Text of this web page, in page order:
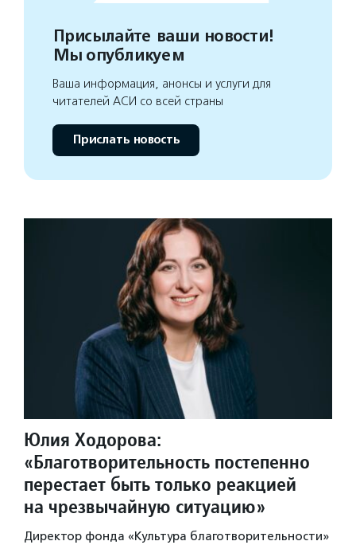
Присылайте ваши новости!
Мы опубликуем
Ваша информация, анонсы и услуги для
читателей АСИ со всей страны
Прислать новость
Юлия Ходорова:
«Благотворительность постепенно
перестает быть только реакцией
на чрезвычайную ситуацию»
Директор фонда «Культура благотворительности»